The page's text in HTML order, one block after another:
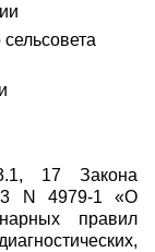
17 Закона
N 4979-1 «О
правил